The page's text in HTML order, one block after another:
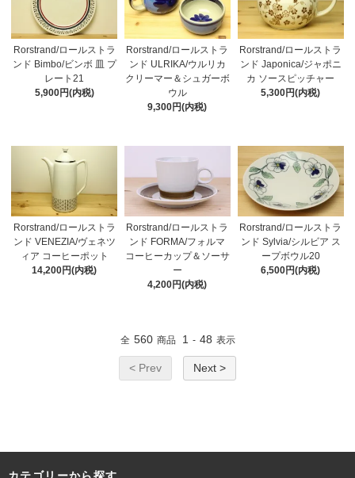
Rorstrand/ロールストラ
ンド Bimbo/ビンボ 皿 プ
レート21
5,900円(内税)
Rorstrand/ロールストラ
ンド ULRIKA/ウルリカ
クリーマー＆シュガーボ
ウル
9,300円(内税)
Rorstrand/ロールストラ
ンド Japonica/ジャポニ
カ ソースピッチャー
5,300円(内税)
Rorstrand/ロールストラ
ンド VENEZIA/ヴェネツ
ィア コーヒーポット
14,200円(内税)
Rorstrand/ロールストラ
ンド FORMA/フォルマ
コーヒーカップ＆ソーサ
ー
4,200円(内税)
Rorstrand/ロールストラ
ンド Sylvia/シルビア ス
ープボウル20
6,500円(内税)
全 560 商品 1 - 48 表示
< Prev Next >